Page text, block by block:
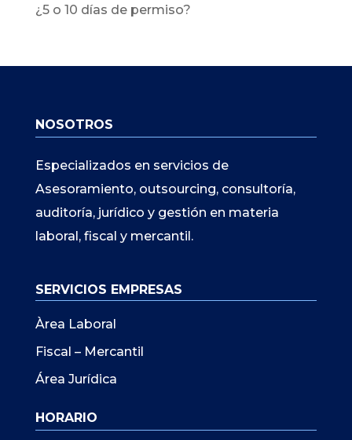
¿5 o 10 días de permiso?
NOSOTROS
Especializados en servicios de
Asesoramiento, outsourcing, consultoría,
auditoría, jurídico y gestión en materia
laboral, fiscal y mercantil.
SERVICIOS EMPRESAS
Àrea Laboral
Fiscal – Mercantil
Área Jurídica
HORARIO